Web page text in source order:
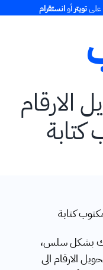
علىتويترأوانستقرام
الارقام
كتابة
بشكل سلس،
الارقام الى